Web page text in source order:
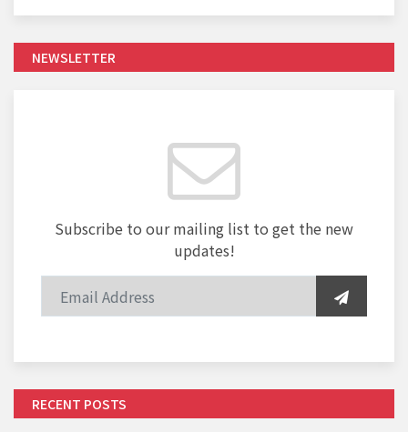
NEWSLETTER
Subscribe to our mailing list to get the new
updates!
RECENT POSTS